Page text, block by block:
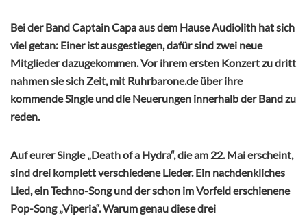
Bei der Band Captain Capa aus dem Hause Audiolith hat sich
viel getan: Einer ist ausgestiegen, dafür sind zwei neue
Mitglieder dazugekommen. Vor ihrem ersten Konzert zu dritt
nahmen sie sich Zeit, mit Ruhrbarone.de über ihre
kommende Single und die Neuerungen innerhalb der Band zu
reden.
Auf eurer Single „Death of a Hydra“, die am 22. Mai erscheint,
sind drei komplett verschiedene Lieder. Ein nachdenkliches
Lied, ein Techno-Song und der schon im Vorfeld erschienene
Pop-Song „Viperia“. Warum genau diese drei